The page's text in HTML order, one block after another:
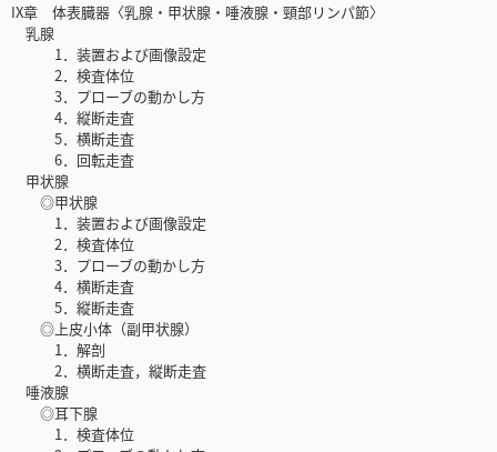
IX章 体表臓器〈乳腺・甲状腺・唾液腺・頸部リンパ節〉
乳腺
1．装置および画像設定
2．検査体位
3．プローブの動かし方
4．縦断走査
5．横断走査
6．回転走査
甲状腺
◎甲状腺
1．装置および画像設定
2．検査体位
3．プローブの動かし方
4．横断走査
5．縦断走査
◎上皮小体（副甲状腺）
1．解剖
2．横断走査，縦断走査
唾液腺
◎耳下腺
1．検査体位